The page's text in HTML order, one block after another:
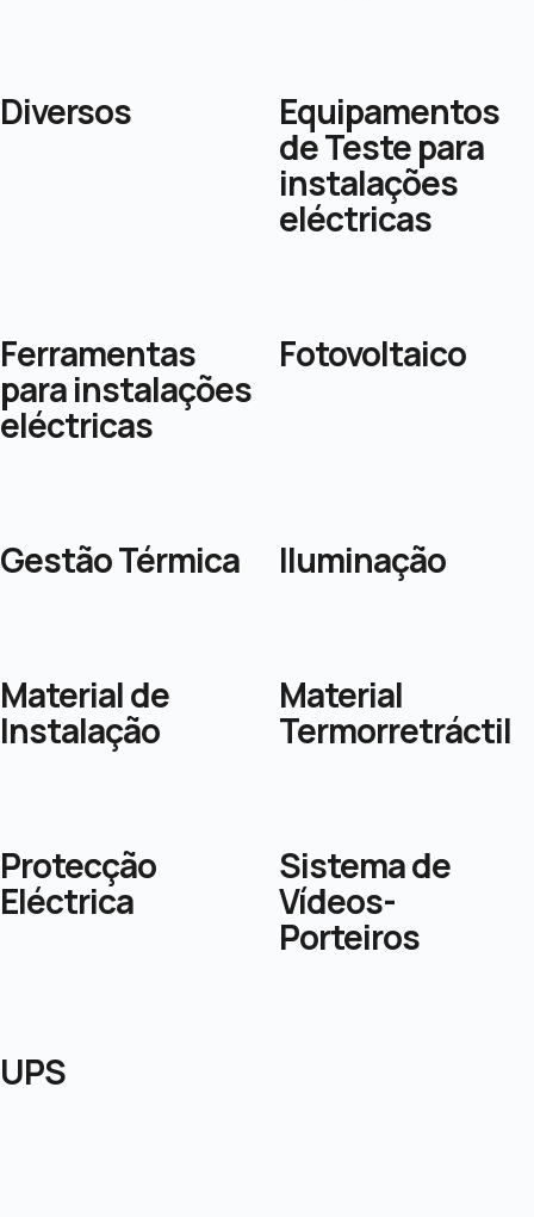
Diversos Equipamentos
de Teste para
instalações
eléctricas
Ferramentas
para instalações
eléctricas
Fotovoltaico
Gestão Térmica Iluminação
Material de
Instalação
Material
Termorretráctil
Protecção
Eléctrica
Sistema de
Vídeos-
Porteiros
UPS